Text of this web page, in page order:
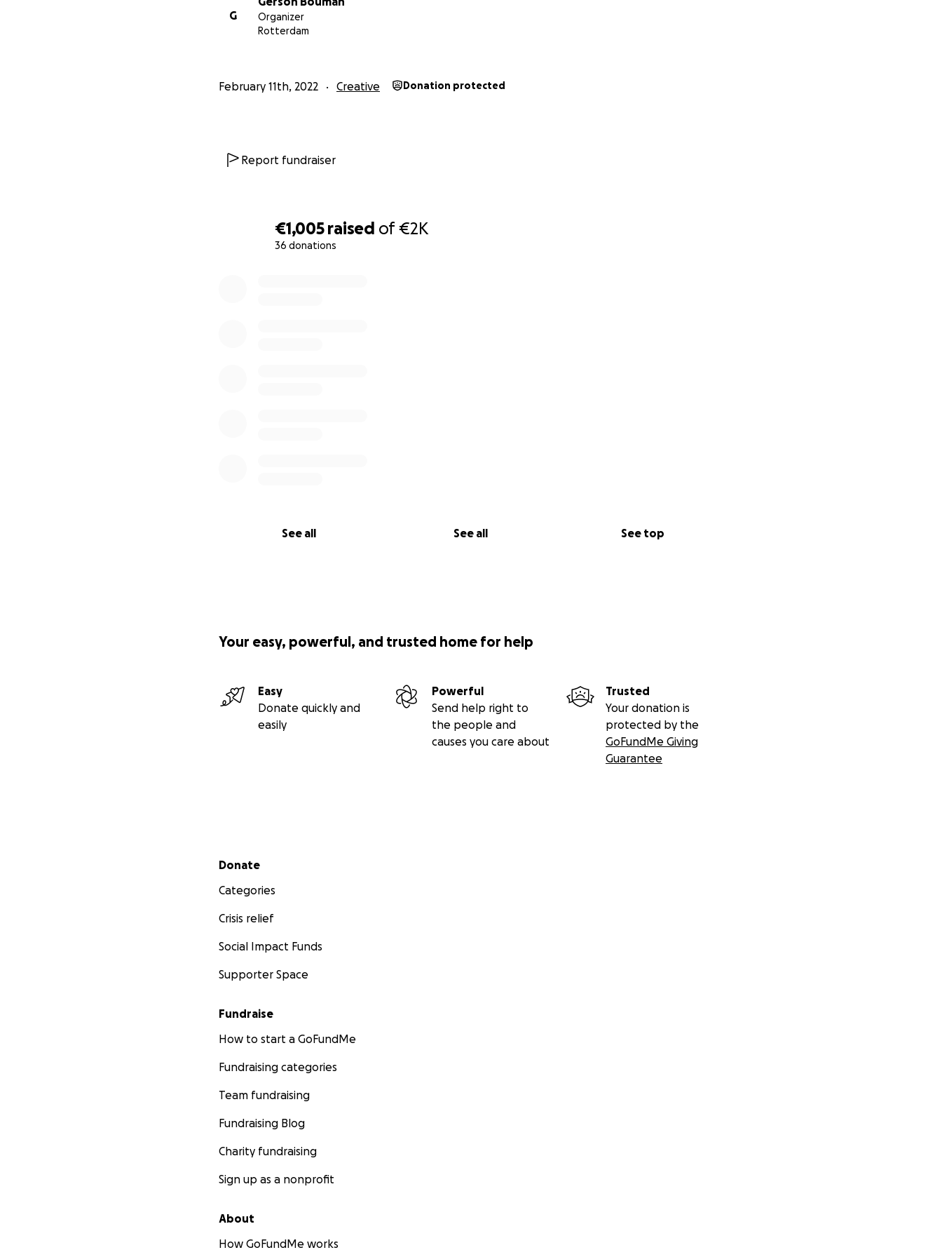
€1,005 raised of€2K
36 donations
See all See all See top
G
Organizer
Rotterdam
February 11th, 2022 Creative Donation protected
Report fundraiser
Your easy, powerful, and trusted home for help
Easy
Donate quickly and
easily
Powerful
Send help right to
the people and
causes you care about
Trusted
Your donation is
protected by the
GoFundMe Giving
Guarantee
Secondary menu
Donate
Categories
Crisis relief
Social Impact Funds
Supporter Space
Fundraise
How to start a GoFundMe
Fundraising categories
Team fundraising
Fundraising Blog
Charity fundraising
Sign up as a nonprofit
About
How GoFundMe works